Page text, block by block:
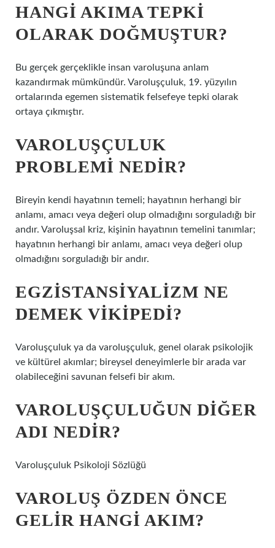
HANGI AKIMA TEPKI
OLARAK DOĞMUŞTUR?
Bu gerçek gerçeklikle insan varoluşuna anlam
kazandırmak mümkündür. Varoluşçuluk, 19. yüzyılın
ortalarında egemen sistematik felsefeye tepki olarak
ortaya çıkmıştır.
VAROLUŞÇULUK
PROBLEMI NEDIR?
Bireyin kendi hayatının temeli; hayatının herhangi bir
anlamı, amacı veya değeri olup olmadığını sorguladığı bir
andır. Varoluşsal kriz, kişinin hayatının temelini tanımlar;
hayatının herhangi bir anlamı, amacı veya değeri olup
olmadığını sorguladığı bir andır.
EGZISTANSIYALIZM NE
DEMEK VIKIPEDI?
Varoluşçuluk ya da varoluşçuluk, genel olarak psikolojik
ve kültürel akımlar; bireysel deneyimlerle bir arada var
olabileceğini savunan felsefi bir akım.
VAROLUŞÇULUĞUN DIĞER
ADI NEDIR?
Varoluşçuluk Psikoloji Sözlüğü
VAROLUŞ ÖZDEN ÖNCE
GELIR HANGI AKIM?